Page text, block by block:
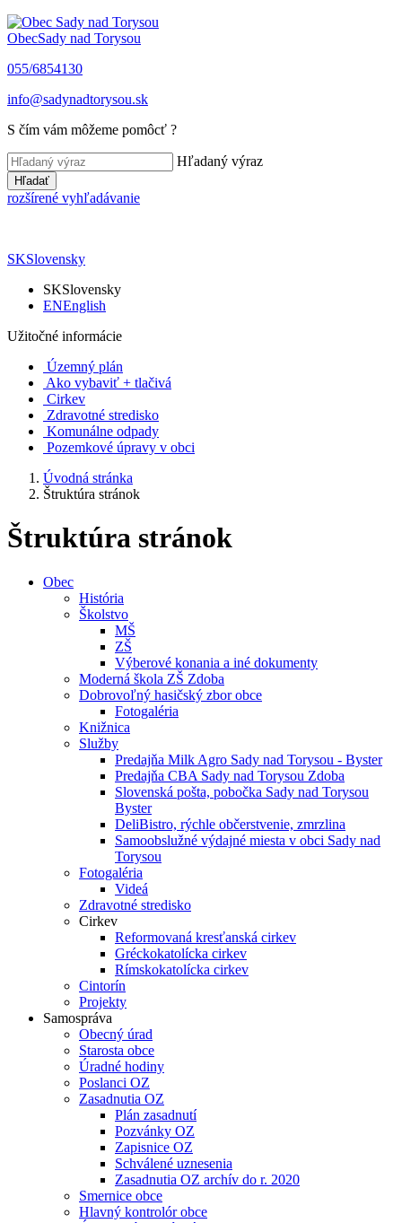
ObecSady nad Torysou
055/6854130
info@sadynadtorysou.sk
S čím vám môžeme pomôcť ?
Hľadaný výraz
Hľadať
rozšírené vyhľadávanie
SKSlovensky
SKSlovensky
ENEnglish
Užitočné informácie
Územný plán
Ako vybaviť + tlačivá
Cirkev
Zdravotné stredisko
Komunálne odpady
Pozemkové úpravy v obci
Úvodná stránka
Štruktúra stránok
Štruktúra stránok
Obec
História
Školstvo
MŠ
ZŠ
Výberové konania a iné dokumenty
Moderná škola ZŠ Zdoba
Dobrovoľný hasičský zbor obce
Fotogaléria
Knižnica
Služby
Predajňa Milk Agro Sady nad Torysou - Byster
Predajňa CBA Sady nad Torysou Zdoba
Slovenská pošta, pobočka Sady nad Torysou
Byster
DeliBistro, rýchle občerstvenie, zmrzlina
Samoobslužné výdajné miesta v obci Sady nad
Torysou
Fotogaléria
Videá
Zdravotné stredisko
Cirkev
Reformovaná kresťanská cirkev
Gréckokatolícka cirkev
Rímskokatolícka cirkev
Cintorín
Projekty
Samospráva
Obecný úrad
Starosta obce
Úradné hodiny
Poslanci OZ
Zasadnutia OZ
Plán zasadnutí
Pozvánky OZ
Zapisnice OZ
Schválené uznesenia
Zasadnutia OZ archív do r. 2020
Smernice obce
Hlavný kontrolór obce